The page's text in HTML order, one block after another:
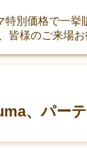
別価格で一挙
皆様のご来場
、パー